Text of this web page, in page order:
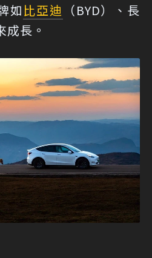
如 比亞迪 （BYD）、長
長。